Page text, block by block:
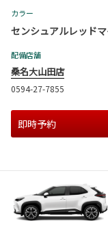
カラー
センシュアルレッド
配備店舗
桑名大山田店
0594-27-7855
即時予約